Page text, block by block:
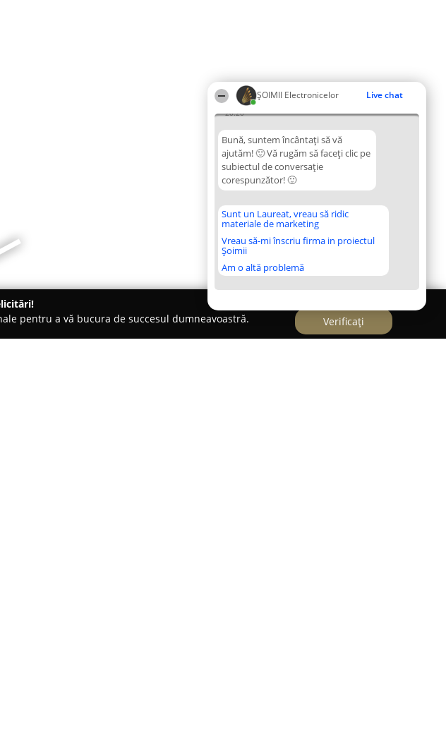
ȘOIMII Electronicelor Live chat
20:20
Bună, suntem încântați să vă
ajutăm! 🙂 Vă rugăm să faceți clic pe
subiectul de conversație
corespunzător! 🙂
Sunt un Laureat, vreau să ridic
materiale de marketing
Vreau să-mi înscriu firma in proiectul
Șoimii
Am o altă problemă
pentru a vă bucura de succesul dumneavoastră.
Verificați